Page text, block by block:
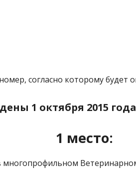
согласно которому будет
1 октября 2015
1 место:
многопрофильном